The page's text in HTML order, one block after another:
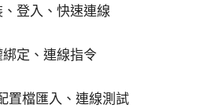
登入、快速連線
定、連線指令
置檔匯入、連線測試